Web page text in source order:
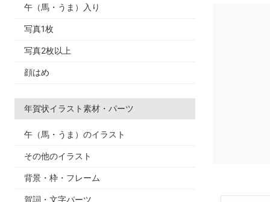
午（馬・うま）入り
写真1枚
写真2枚以上
顔はめ
年賀状イラスト素材・パーツ
午（馬・うま）のイラスト
その他のイラスト
背景・枠・フレーム
賀詞・文字パーツ